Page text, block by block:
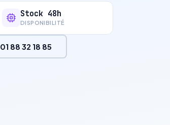
Stock 48h
DISPONIBILITÉ
01 88 32 18 85